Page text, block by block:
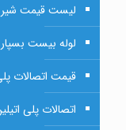
لیست قیمت
لوله بیست بسپار
قیمت اتصالات
اتصالات پلی